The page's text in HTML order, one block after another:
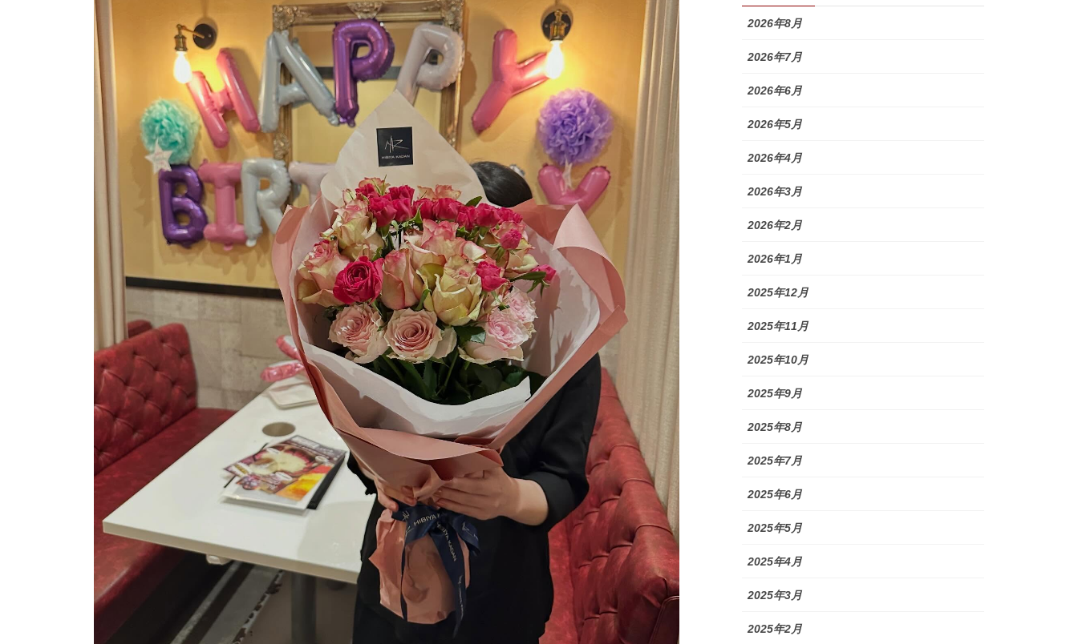
2026年8月
2026年7月
2026年6月
2026年5月
2026年4月
2026年3月
2026年2月
2026年1月
2025年12月
2025年11月
2025年10月
2025年9月
2025年8月
2025年7月
2025年6月
2025年5月
2025年4月
2025年3月
2025年2月